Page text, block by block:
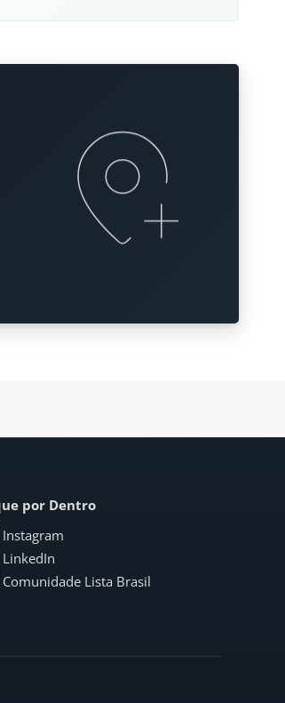
por Dentro
Instagram
LinkedIn
Comunidade Lista Brasil